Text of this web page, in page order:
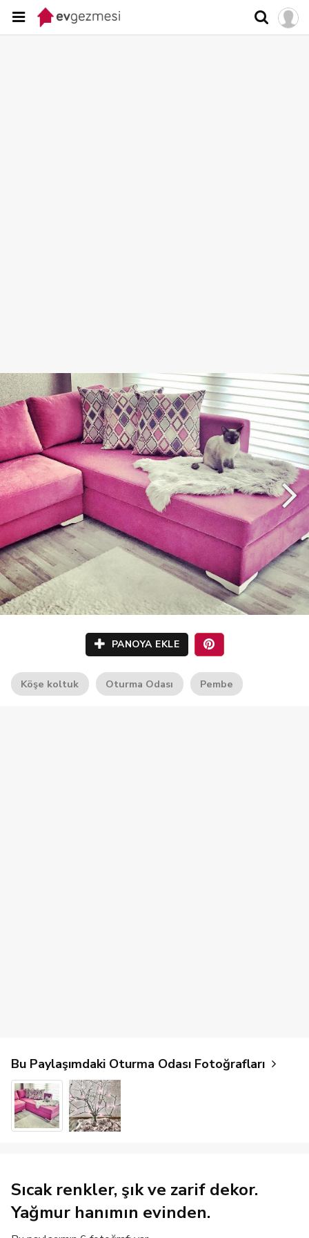
PANOYA EKLE
Köşe koltuk Oturma Odası Pembe
Bu Paylaşımdaki Oturma Odası Fotoğrafları
Sıcak renkler, şık ve zarif dekor.
Yağmur hanımın evinden.